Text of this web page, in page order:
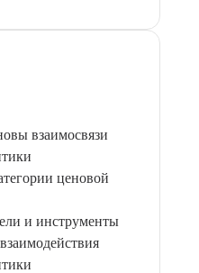
взаимосвязи
ценовой
и инструменты